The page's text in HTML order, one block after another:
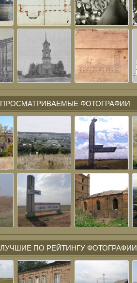
ФОТОГРАФИИ
ПО РЕЙТИНГУ ФОТОГРАФИИ